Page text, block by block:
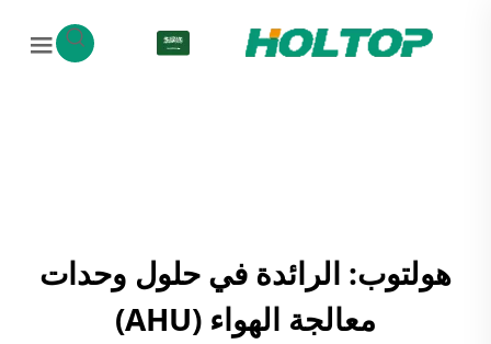
هولتوب: الرائدة في حلول وحدات
معالجة الهواء (AHU)